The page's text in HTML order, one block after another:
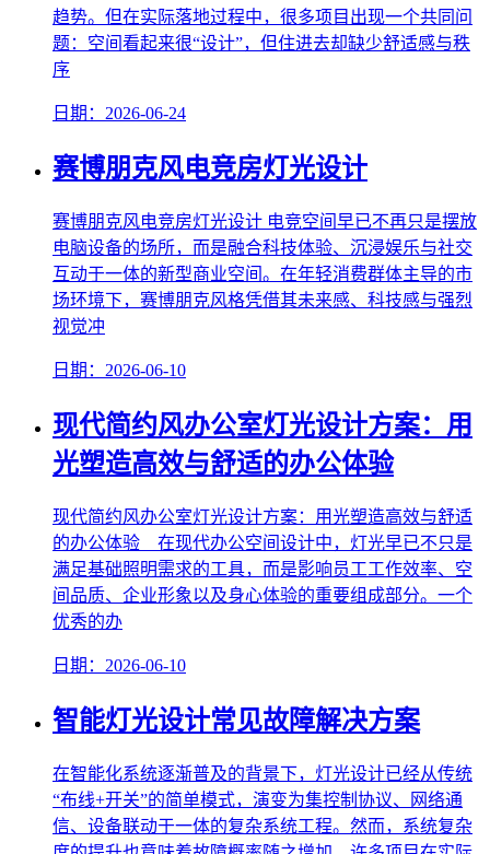
趋势。但在实际落地过程中，很多项目出现一个共同问
题：空间看起来很“设计”，但住进去却缺少舒适感与秩
序
日期：2026-06-24
赛博朋克风电竞房灯光设计
赛博朋克风电竞房灯光设计 电竞空间早已不再只是摆放
电脑设备的场所，而是融合科技体验、沉浸娱乐与社交
互动于一体的新型商业空间。在年轻消费群体主导的市
场环境下，赛博朋克风格凭借其未来感、科技感与强烈
视觉冲
日期：2026-06-10
现代简约风办公室灯光设计方案：用
光塑造高效与舒适的办公体验
现代简约风办公室灯光设计方案：用光塑造高效与舒适
的办公体验 在现代办公空间设计中，灯光早已不只是
满足基础照明需求的工具，而是影响员工工作效率、空
间品质、企业形象以及身心体验的重要组成部分。一个
优秀的办
日期：2026-06-10
智能灯光设计常见故障解决方案
在智能化系统逐渐普及的背景下，灯光设计已经从传统
“布线+开关”的简单模式，演变为集控制协议、网络通
信、设备联动于一体的复杂系统工程。然而，系统复杂